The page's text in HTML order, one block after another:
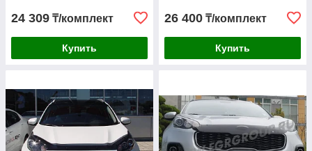
24 309 ₸/комплект
Купить
26 400 ₸/комплект
Купить